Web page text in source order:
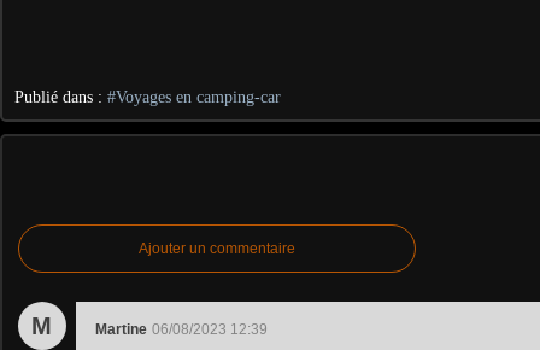
Publié dans : #Voyages en camping-car
Ajouter un commentaire
M Martine 06/08/2023 12:39